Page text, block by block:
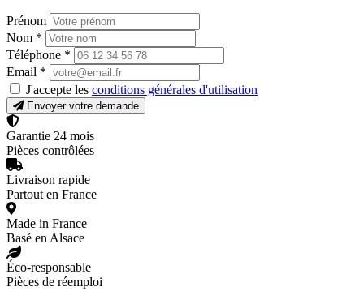
Prénom
Nom *
Téléphone *
Email *
J'accepte les conditions générales d'utilisation
Envoyer votre demande
Garantie 24 mois
Pièces contrôlées
Livraison rapide
Partout en France
Made in France
Basé en Alsace
Éco-responsable
Pièces de réemploi